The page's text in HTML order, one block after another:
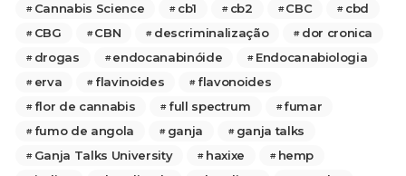
Cannabis Science
cb1 cb2 CBC
cbd
CBG
CBN descriminalização
dor cronica
drogas
endocanabinóide
Endocanabiologia
erva
flavinoides
flavonoides
flor de cannabis
full spectrum
fumar
fumo de angola
ganja
ganja talks
Ganja Talks University
haxixe
hemp